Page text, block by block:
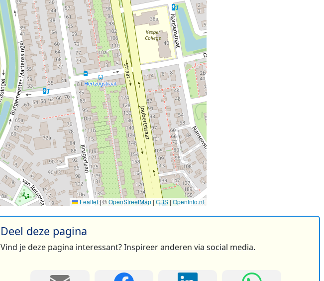
Leaflet | ©OpenStreetMap | CBS | OpenInfo.nl
Deel deze pagina
Vind je deze pagina interessant? Inspireer anderen via social media.